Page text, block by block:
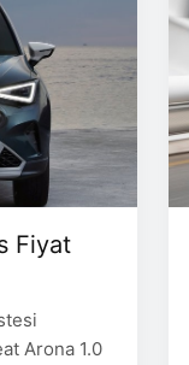
Fiyat
Arona 1.0